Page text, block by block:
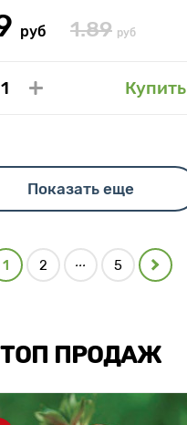
руб 1.89 руб
Купить
Показать еще
1 2 ... 5
ТОП ПРОДАЖ